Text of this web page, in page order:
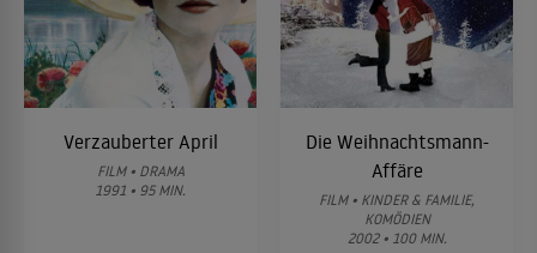
Verzauberter April
FILM • DRAMA
1991 • 95 MIN.
Die Weihnachtsmann-
Affäre
FILM • KINDER & FAMILIE,
KOMÖDIEN
2002 • 100 MIN.